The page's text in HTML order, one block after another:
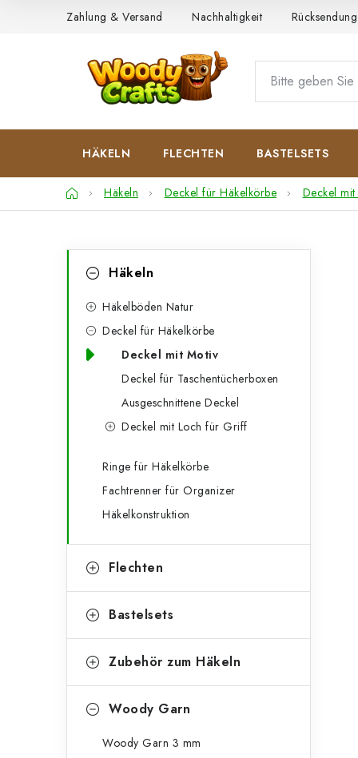
Zahlung & Versand Nachhaltigkeit
HÄKELN FLECHTEN BASTELSETS
StartseiteHäkeln Deckel für Häkelkörbe Deckel
s
e
überspringen
Häkeln
Häkelböden Natur
Deckel für Häkelkörbe
Deckel mit Motiv
Deckel für Taschentücherboxen
Ausgeschnittene Deckel
Deckel mit Loch für Griff
Ringe für Häkelkörbe
Fachtrenner für Organizer
Häkelkonstruktion
Flechten
Bastelsets
Zubehör zum Häkeln
Woody Garn
Woody Garn 3 mm